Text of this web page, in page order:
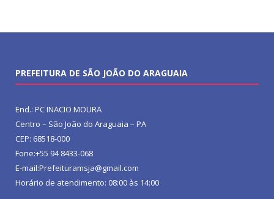
PREFEITURA DE SÃO JOÃO DO ARAGUAIA
End.: PC INACIO MOURA
Centro – São João do Araguaia – PA
CEP: 68518-000
Fone:+55 94 8433-068
E-mail:Prefeituramsja@gmail.com
Horário de atendimento: 08:00 às 14:00